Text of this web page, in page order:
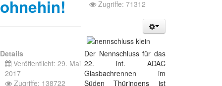
ohnehin!
Details
Veröffentlicht: 29. Mai
2017
Zugriffe: 138722
Zugriffe: 71312
Der Nennschluss für das
22. int. ADAC
Glasbachrennen im
Süden Thüringens ist